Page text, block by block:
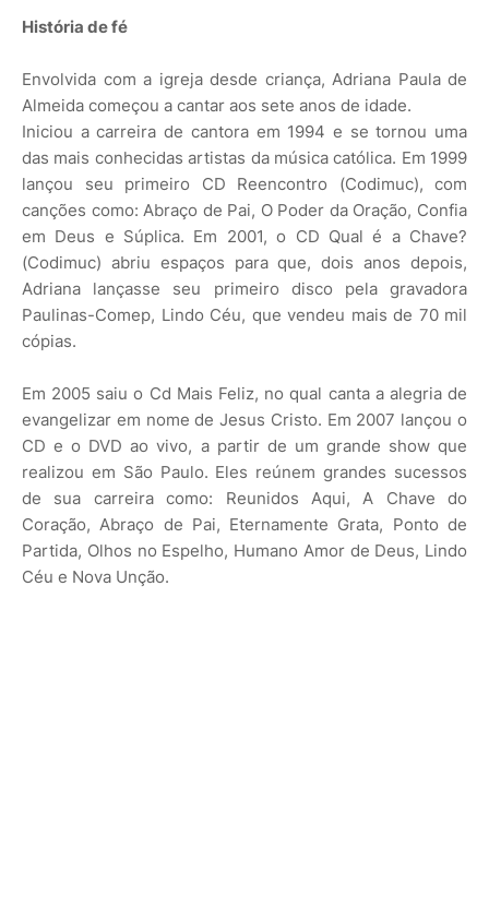
História de fé
Envolvida com a igreja desde criança, Adriana Paula de
Almeida começou a cantar aos sete anos de idade.
Iniciou a carreira de cantora em 1994 e se tornou uma
das mais conhecidas artistas da música católica. Em 1999
lançou seu primeiro CD Reencontro (Codimuc), com
canções como: Abraço de Pai, O Poder da Oração, Confia
em Deus e Súplica. Em 2001, o CD Qual é a Chave?
(Codimuc) abriu espaços para que, dois anos depois,
Adriana lançasse seu primeiro disco pela gravadora
Paulinas-Comep, Lindo Céu, que vendeu mais de 70 mil
cópias.
Em 2005 saiu o Cd Mais Feliz, no qual canta a alegria de
evangelizar em nome de Jesus Cristo. Em 2007 lançou o
CD e o DVD ao vivo, a partir de um grande show que
realizou em São Paulo. Eles reúnem grandes sucessos
de sua carreira como: Reunidos Aqui, A Chave do
Coração, Abraço de Pai, Eternamente Grata, Ponto de
Partida, Olhos no Espelho, Humano Amor de Deus, Lindo
Céu e Nova Unção.